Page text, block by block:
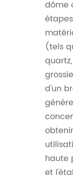
dôme
(tels
d'un
haute